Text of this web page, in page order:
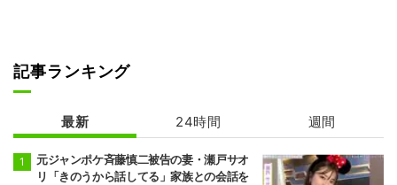
記事ランキング
最新 24時間 週間
元ジャンポケ斉藤慎二被告の妻・瀬戸サオ
リ「きのうから話してる」家族との会話を